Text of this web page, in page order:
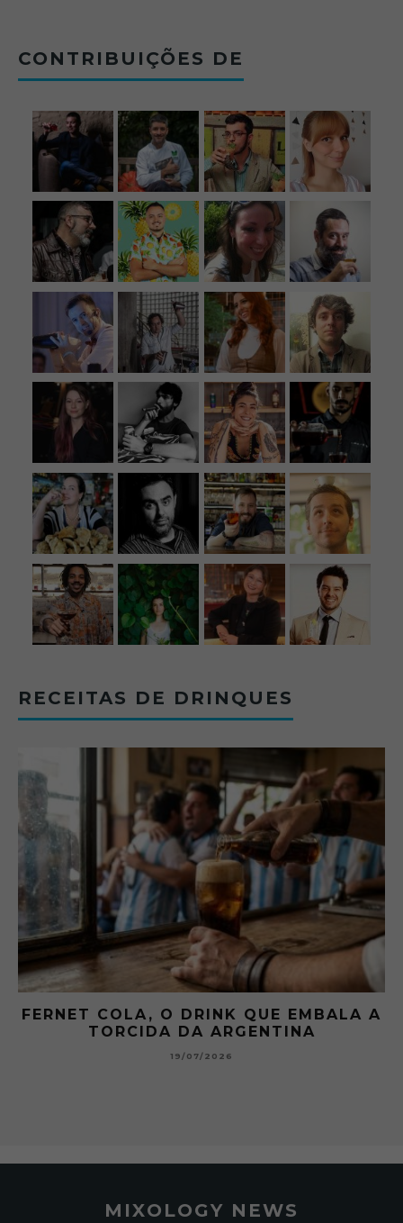
CONTRIBUIÇÕES DE
RECEITAS DE DRINQUES
GIBSON: O PICLES QUE MUDOU A
HISTÓRIA DOS MARTINI
15/07/2026
MIXOLOGY NEWS